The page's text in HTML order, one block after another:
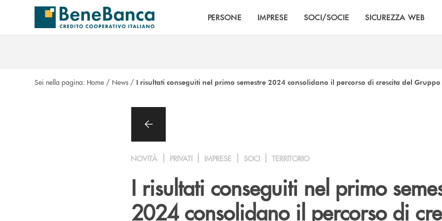
Salta al contenuto principale
PERSONE IMPRESE SOCI/SOCIE SICUREZZA WEB
Sei nella pagina: Home / News / I risultati conseguiti nel primo semestre 2024 consolidano il percorso di crescita del Gruppo
NOVITÀ PRIVATI IMPRESE SOCI TERRITORIO
I risultati conseguiti nel primo
2024 consolidano il percorso di